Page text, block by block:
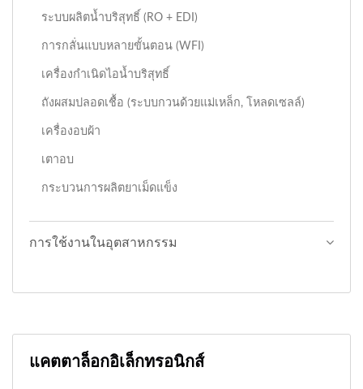
ระบบผลิตน้ำบริสุทธิ์ (RO + EDI)
การกลั่นแบบหลายขั้นตอน (WFI)
เครื่องกำเนิดไอน้ำบริสุทธิ์
ถังผสมปลอดเชื้อ (ระบบกวนด้วยแม่เหล็ก, โหลดเซลล์)
เครื่องอบผ้า
เตาอบ
กระบวนการผลิตยาเม็ดแข็ง
การใช้งานในอุตสาหกรรม
แคตตาล็อกอิเล็กทรอนิกส์